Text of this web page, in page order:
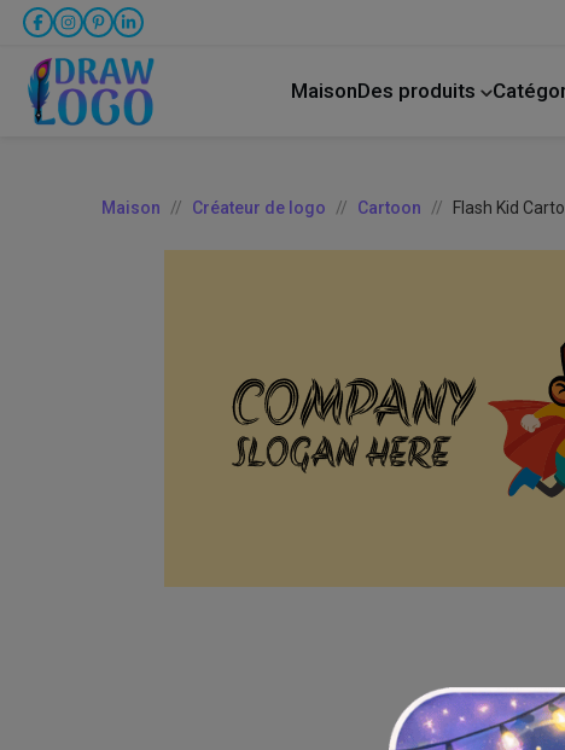
MaisonDes produits
Maison Créateur de logo Cartoon Flash Kid